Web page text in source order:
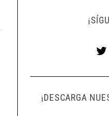
¡DESCARGA